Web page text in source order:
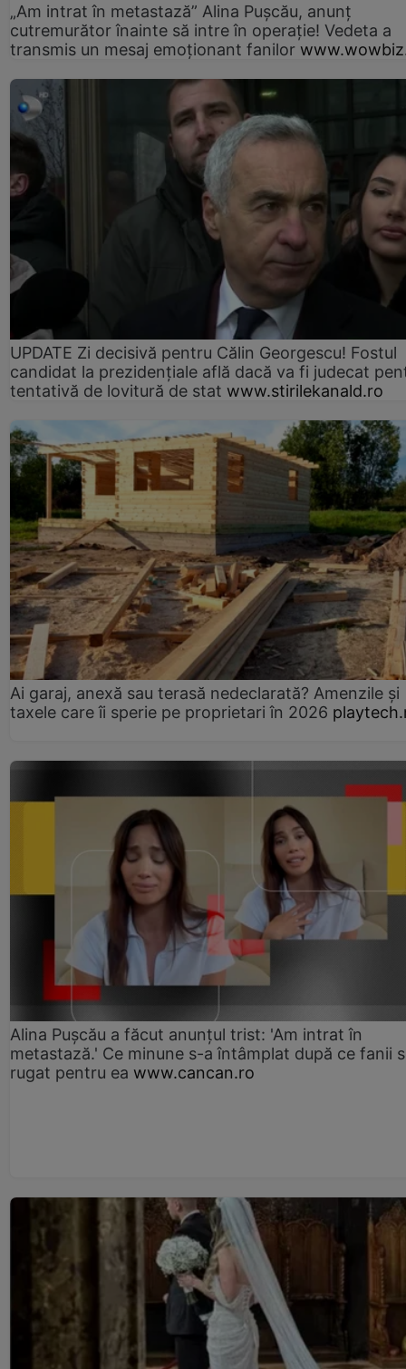
„Am intrat în metastază” Alina Pușcău, anunț
cutremurător înainte să intre în operație! Vedeta a
transmis un mesaj emoționant fanilor
UPDATE Zi decisivă pentru Călin Georgescu! Fostul
candidat la prezidențiale află dacă va fi judecat
tentativă de lovitură de stat www.stirilekanald.ro
Ai garaj, anexă sau terasă nedeclarată? Amenzile și
taxele care îi sperie pe proprietari în 2026
Alina Pușcău a făcut anunțul trist: 'Am intrat în
metastază.' Ce minune s-a întâmplat după ce fanii
rugat pentru ea www.cancan.ro